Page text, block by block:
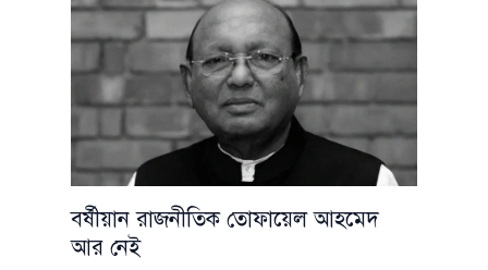
বর্ষীয়ান রাজনীতিক তোফায়েল আহমেদ
আর নেই